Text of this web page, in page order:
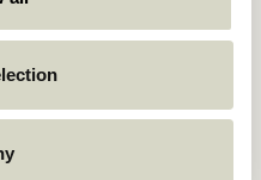
levering